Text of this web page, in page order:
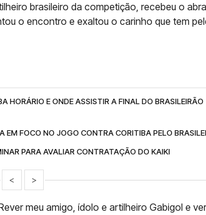
brasileiro da competição, recebeu o
o encontro e exaltou o carinho que tem
HORÁRIO E ONDE ASSISTIR A FINAL DO BRASILEIRÃO
EM FOCO NO JOGO CONTRA CORITIBA PELO
PARA AVALIAR CONTRATAÇÃO DO KAIKI
< >
meu amigo, ídolo e artilheiro Gabigol e